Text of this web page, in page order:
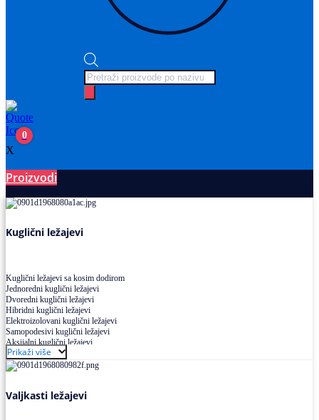
Products
search
0
X
Proizvodi
Kuglični ležajevi
Kuglični ležajevi sa kosim dodirom
Jednoredni kuglični ležajevi
Dvoredni kuglični ležajevi
Hibridni kuglični ležajevi
Elektroizolovani kuglični ležajevi
Samopodesivi kuglični ležajevi
Aksijalni kuglični ležajevi
Kuglični ležajevi od nerđajućeg čelika
Prikaži više
Valjkasti ležajevi